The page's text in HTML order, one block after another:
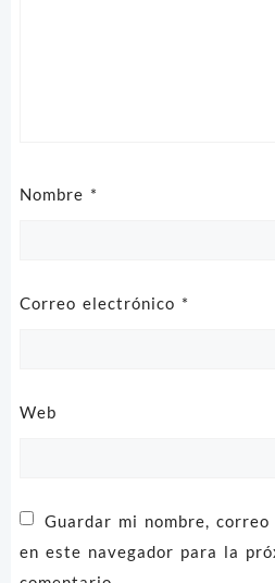
Nombre *
Correo electrónico *
Web
Guardar mi nombre,
en este navegador para la